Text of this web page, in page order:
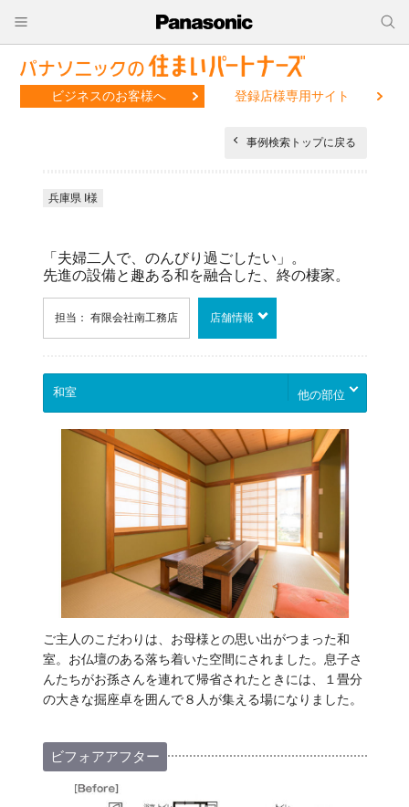
ビジネスのお客様へ 登録店様専用サイト
事例検索トップに戻る
兵庫県 I様
「夫婦二人で、のんびり過ごしたい」。
先進の設備と趣ある和を融合した、終の棲家。
担当： 有限会社南工務店 店舗情報
他の部位
ご主人のこだわりは、お母様との思い出がつまった和
室。お仏壇のある落ち着いた空間にされました。息子さ
んたちがお孫さんを連れて帰省されたときには、１畳分
の大きな掘座卓を囲んで８人が集える場になりました。
ビフォアアフター